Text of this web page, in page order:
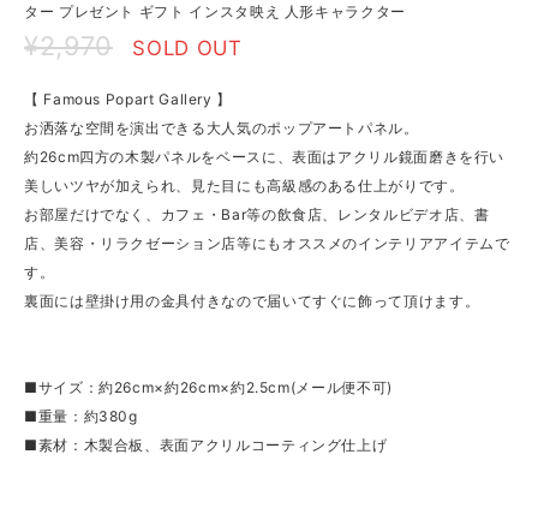
ター プレゼント ギフト インスタ映え 人形キャラクター
¥2,970 SOLD OUT
【 Famous Popart Gallery 】
お洒落な空間を演出できる大人気のポップアートパネル。
約26cm四方の木製パネルをベースに、表面はアクリル鏡面磨きを行い
美しいツヤが加えられ、見た目にも高級感のある仕上がりです。
お部屋だけでなく、カフェ・Bar等の飲食店、レンタルビデオ店、書
店、美容・リラクゼーション店等にもオススメのインテリアアイテムで
す。
裏面には壁掛け用の金具付きなので届いてすぐに飾って頂けます。
■サイズ：約26cm×約26cm×約2.5cm(メール便不可)
■重量：約380g
■素材：木製合板、表面アクリルコーティング仕上げ